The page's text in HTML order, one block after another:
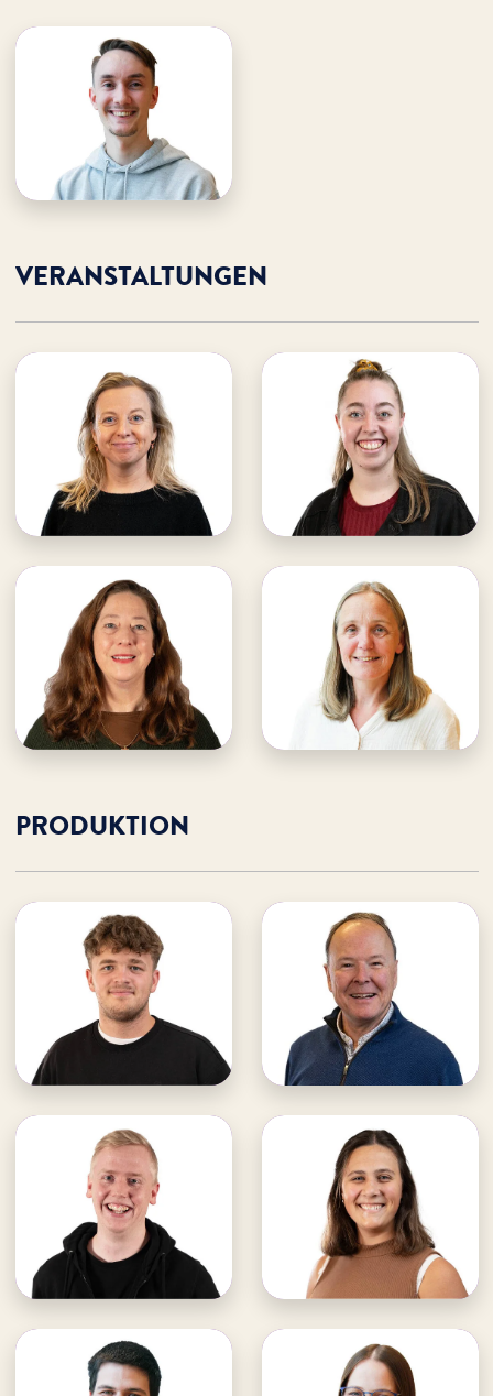
Simon Roos
WDL Musicals
· Marketing & Werbung
· Freizeiten & Projekte
E-Mail an Simon
Simon unterstützen
VERANSTALTUNGEN
Antje Breda
WDL Musicals
· Teamleitung
Veranstaltungen
· Kinderfreizeiten
E-Mail an Antje
Antje unterstützen
Daena Gaßmann
WDL Musicals
· Jugendfreizeiten
· Schulungen
· Musicalprojekte
E-Mail an Daena
Daena unterstützen
Ulrike Reitz
WDL Musicals
· Veranstaltungsbüro
· Konzertmanagement
E-Mail an Ulrike
Ulrike unterstützen
Bianca Loh
WDL Musicals
· Verwaltungsassistenz
E-Mail an Bianca
Bianca unterstützen
PRODUKTION
Timo Nullmeier
WDL Musicals
· Teamleitung Produktionen
· Freizeiten & Projekte
E-Mail an Timo
Timo unterstützen
Gregor Breier
WDL Musicals
· Studioproduktion
E-Mail an Gregor
Gregor unterstützen
Samuel Hain
WDL Musicals
· Veranstaltungs-
E-Mail an Samuel
Samuel unterstützen
Linda Arnold
WDL Musicals
· Logistik & Lager
· Jugendfreizeiten
E-Mail an Linda
Linda unterstützen
Silas Baier
WDL Musicals
Jessy Baier
WDL Musicals